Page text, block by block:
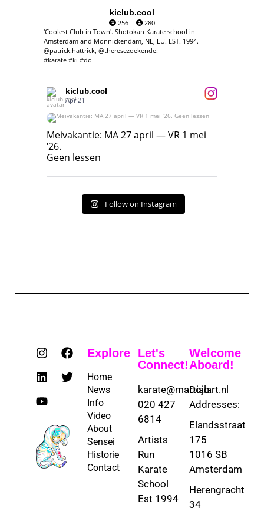
kiclub.cool
256
280
'Coolest Club in Town'. Shotokan Karate school in
Amsterdam and Monnickendam, NL, EU. EST. 1994.
@patrick.hattrick, @theresezoekende.
#karate #ki #do
kiclub.cool
Apr 21
Meivakantie: MA 27 april — VR 1 mei ‘26.
Geen lessen
Meivakantie: MA 27 april — VR 1 mei
‘26.
Geen lessen
Follow on Instagram
Explore
Home
News
Info
Video
About
Sensei
Historie
Contact
Let's
Connect!
karate@martialart.nl
020 427
6814
Artists
Run
Karate
School
Est 1994
Welcome
Aboard!
Dojo
Addresses:
Elandsstraat
175
1016 SB
Amsterdam
Herengracht
34